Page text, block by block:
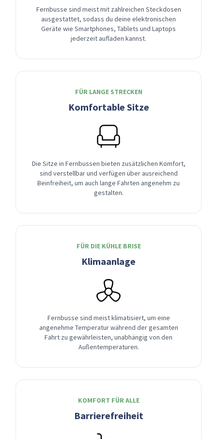
Fernbusse sind meist mit zahlreichen Steckdosen
ausgestattet, sodass du deine elektronischen
Geräte wie Smartphones, Tablets und Laptops
jederzeit aufladen kannst.
FÜR LANGE STRECKEN
Komfortable Sitze
Die Sitze in Fernbussen bieten zusätzlichen Komfort,
sind verstellbar und verfügen über ausreichend
Beinfreiheit, um auch lange Fahrten angenehm zu
gestalten.
FÜR DIE KÜHLE BRISE
Klimaanlage
Fernbusse sind meist klimatisiert, um eine
angenehme Temperatur während der gesamten
Fahrt zu gewährleisten, unabhängig von den
Außentemperaturen.
KOMFORT FÜR ALLE
Barrierefreiheit